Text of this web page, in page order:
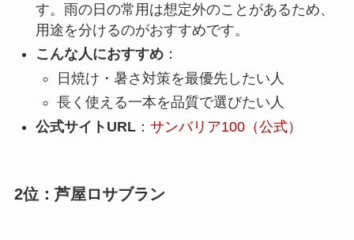
す。雨の日の常用は想定外のことがあるため、
用途を分けるのがおすすめです。
こんな人におすすめ：
日焼け・暑さ対策を最優先したい人
長く使える一本を品質で選びたい人
公式サイトURL： サンバリア100（公式）
2位：芦屋ロサブラン